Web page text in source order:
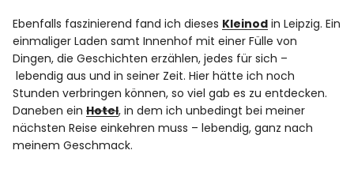
Ebenfalls faszinierend fand ich dieses Kleinod in Leipzig. Ein
einmaliger Laden samt Innenhof mit einer Fülle von
Dingen, die Geschichten erzählen, jedes für sich –
lebendig aus und in seiner Zeit. Hier hätte ich noch
Stunden verbringen können, so viel gab es zu entdecken.
Daneben einHotel, in dem ich unbedingt bei meiner
nächsten Reise einkehren muss – lebendig, ganz nach
meinem Geschmack.